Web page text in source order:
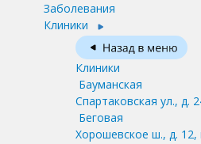
Заболевания
Клиники
Клиники
Бауманская
Спартаковская ул., д.
Беговая
Хорошевское ш., д. 12,